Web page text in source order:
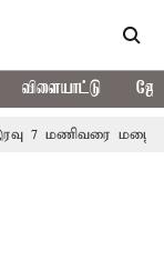
விளையாட்டு
7 மணிவரை மழை